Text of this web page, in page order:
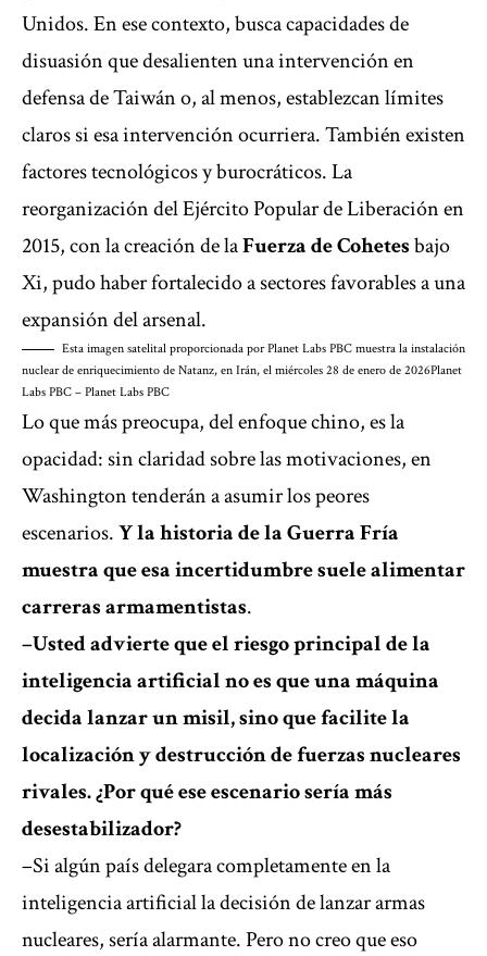
Unidos. En ese contexto, busca capacidades de
disuasión que desalienten una intervención en
defensa de Taiwán o, al menos, establezcan límites
claros si esa intervención ocurriera. También existen
factores tecnológicos y burocráticos. La
reorganización del Ejército Popular de Liberación en
2015, con la creación de laFuerza de Cohetesbajo
Xi, pudo haber fortalecido a sectores favorables a una
expansión del arsenal.
Esta imagen satelital proporcionada por Planet Labs PBC muestra la instalación
nuclear de enriquecimiento de Natanz, en Irán, el miércoles 28 de enero de 2026Planet
Labs PBC – Planet Labs PBC
Lo que más preocupa, del enfoque chino, es la
opacidad: sin claridad sobre las motivaciones, en
Washington tenderán a asumir los peores
escenarios.Y la historia de la Guerra Fría
muestra que esa incertidumbre suele alimentar
carreras armamentistas.
–Usted advierte que el riesgo principal de la
inteligencia artificial no es que una máquina
decida lanzar un misil, sino que facilite la
localización y destrucción de fuerzas nucleares
rivales. ¿Por qué ese escenario sería más
desestabilizador?
–Si algún país delegara completamente en la
inteligencia artificial la decisión de lanzar armas
nucleares, sería alarmante. Pero no creo que eso